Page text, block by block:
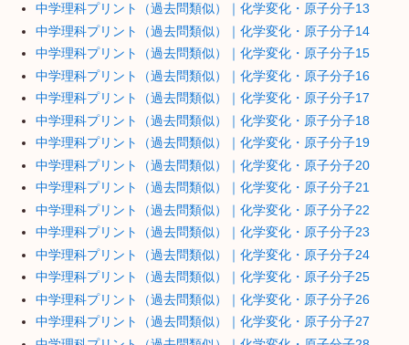
中学理科プリント（過去問類似）｜化学変化・原子分子13
中学理科プリント（過去問類似）｜化学変化・原子分子14
中学理科プリント（過去問類似）｜化学変化・原子分子15
中学理科プリント（過去問類似）｜化学変化・原子分子16
中学理科プリント（過去問類似）｜化学変化・原子分子17
中学理科プリント（過去問類似）｜化学変化・原子分子18
中学理科プリント（過去問類似）｜化学変化・原子分子19
中学理科プリント（過去問類似）｜化学変化・原子分子20
中学理科プリント（過去問類似）｜化学変化・原子分子21
中学理科プリント（過去問類似）｜化学変化・原子分子22
中学理科プリント（過去問類似）｜化学変化・原子分子23
中学理科プリント（過去問類似）｜化学変化・原子分子24
中学理科プリント（過去問類似）｜化学変化・原子分子25
中学理科プリント（過去問類似）｜化学変化・原子分子26
中学理科プリント（過去問類似）｜化学変化・原子分子27